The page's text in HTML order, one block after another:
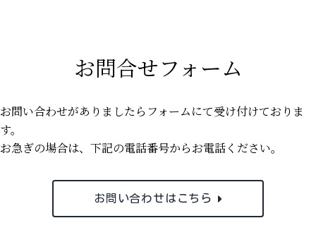
〒870-0133
097-521-2585
お問合せフォーム
お問い合わせがありましたらフォームにて受け付けておりま
す。
お急ぎの場合は、下記の電話番号からお電話ください。
お問い合わせはこちら